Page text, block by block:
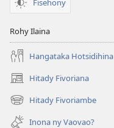
Rohy Ilaina
Hangataka Hotsidihina
Hitady Fivoriana
(manokatra
rohy) Hitady Fivoriambe
(manokatra
rohy) Inona ny Vaovao?